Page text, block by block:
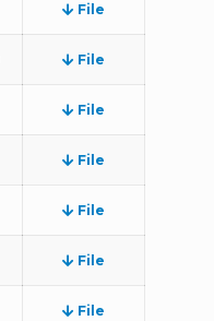
File
File
File
File
File
File
File